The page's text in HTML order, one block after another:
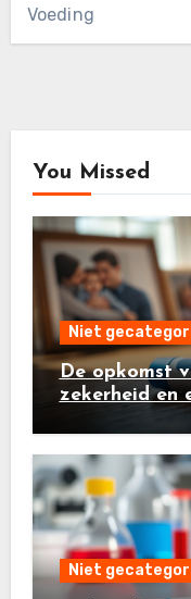
Voeding
You Missed
Niet
De opkomst
zekerheid en
Niet